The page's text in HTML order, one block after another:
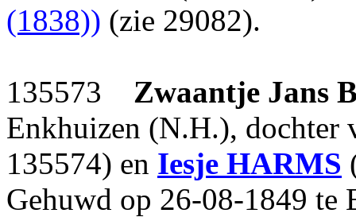
(1838)) (zie 29082).
135573 Zwaantje Jans
Enkhuizen (N.H.), dochter
135574) en Iesje HARMS
Gehuwd op 26-08-1849